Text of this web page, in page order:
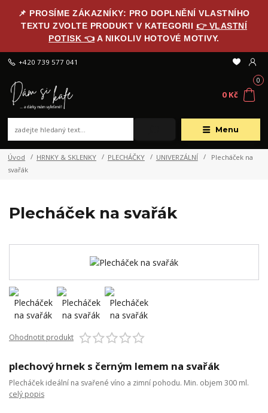
📌 PROSÍME ZÁKAZNÍKY: PRO DOPLNĚNÍ VLASTNÍHO
TEXTU ZVOLTE PRODUKT V KATEGORII 👉 VLASTNÍ
POTISK 👈 A NIKOLIV HOTOVÉ MOTIVY.
Menu
+420 739 577 041
0
0 Kč
Úvod HRNKY & SKLENKY PLECHÁČKY UNIVERZÁLNÍ
Plecháček na
svařák
Plecháček na svařák
Ohodnotit produkt
plechový hrnek s černým lemem na svařák
Plecháček ideální na svařené víno a zimní pohodu. Min. objem 300 ml.
celý popis